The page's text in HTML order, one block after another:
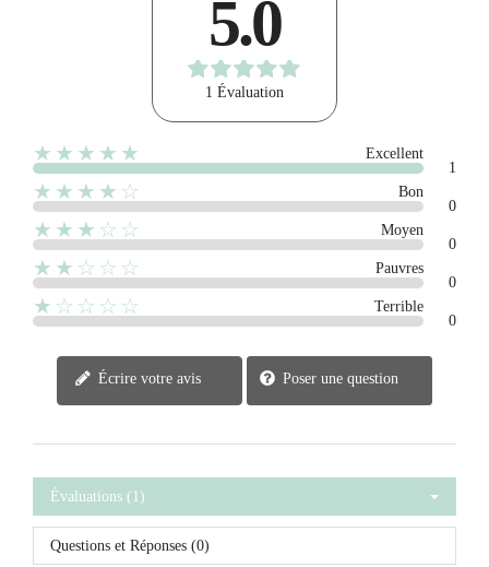
5.0
1 Évaluation
★★★★★
Excellent
1
★★★★☆
Bon
0
★★★☆☆
Moyen
0
★★☆☆☆
Pauvres
0
★☆☆☆☆
Terrible
0
Écrire votre avis Poser une question
Évaluations (1)
Questions et Réponses (0)